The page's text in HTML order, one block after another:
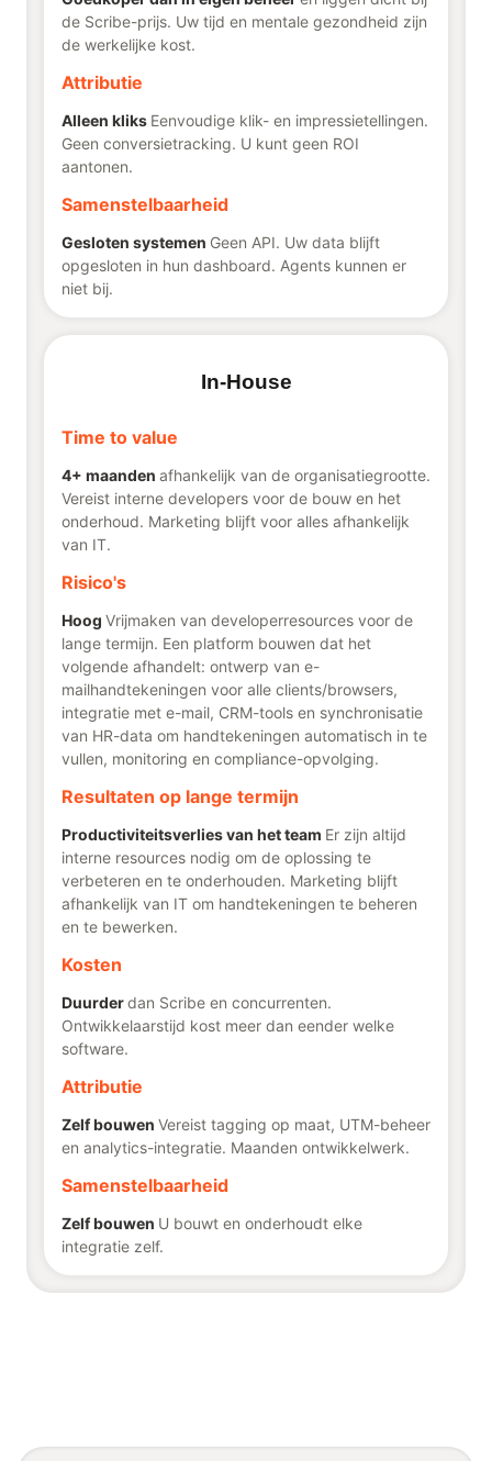
de Scribe-prijs. Uw tijd en mentale gezondheid zijn
de werkelijke kost.
Attributie
Alleen kliks Eenvoudige klik- en impressietellingen.
Geen conversietracking. U kunt geen ROI
aantonen.
Samenstelbaarheid
Gesloten systemen Geen API. Uw data blijft
opgesloten in hun dashboard. Agents kunnen er
niet bij.
In-House
Time to value
4+ maanden afhankelijk van de organisatiegrootte.
Vereist interne developers voor de bouw en het
onderhoud. Marketing blijft voor alles afhankelijk
van IT.
Risico's
Hoog Vrijmaken van developerresources voor de
lange termijn. Een platform bouwen dat het
volgende afhandelt: ontwerp van e-
mailhandtekeningen voor alle clients/browsers,
integratie met e-mail, CRM-tools en synchronisatie
van HR-data om handtekeningen automatisch in te
vullen, monitoring en compliance-opvolging.
Resultaten op lange termijn
Productiviteitsverlies van het team Er zijn altijd
interne resources nodig om de oplossing te
verbeteren en te onderhouden. Marketing blijft
afhankelijk van IT om handtekeningen te beheren
en te bewerken.
Kosten
Duurderdan Scribe en concurrenten.
Ontwikkelaarstijd kost meer dan eender welke
software.
Attributie
Zelf bouwen Vereist tagging op maat, UTM-beheer
en analytics-integratie. Maanden ontwikkelwerk.
Samenstelbaarheid
Zelf bouwen U bouwt en onderhoudt elke
integratie zelf.